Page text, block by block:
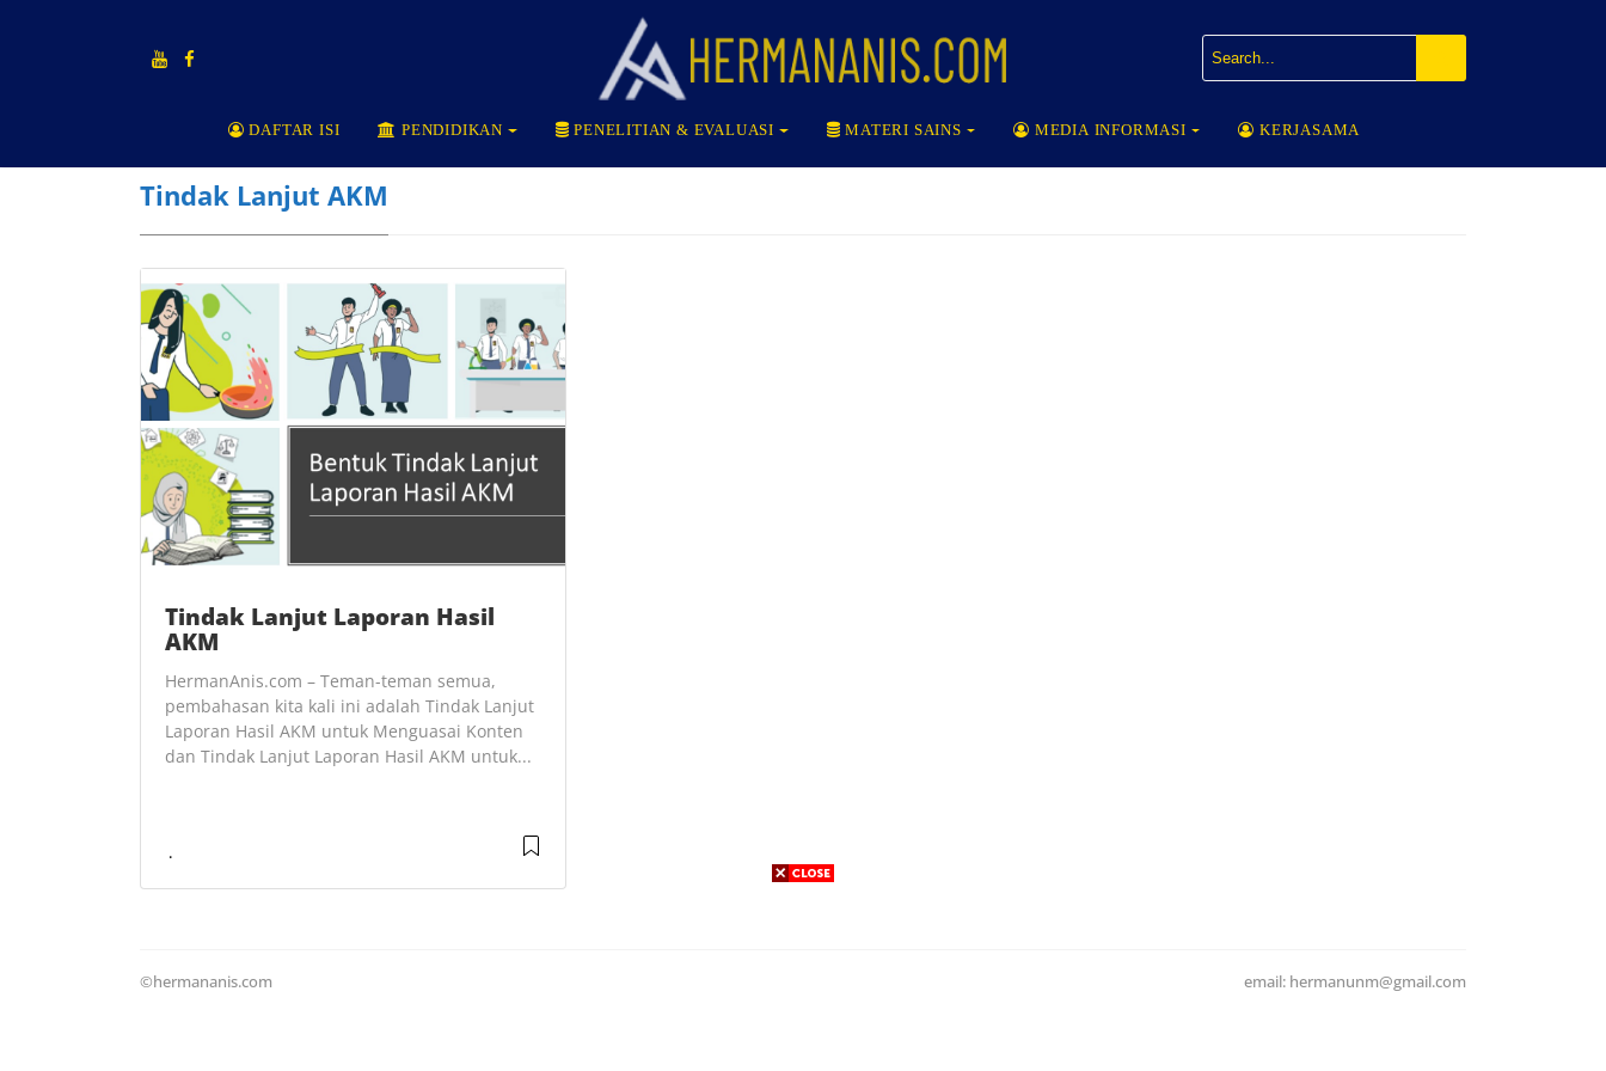
DAFTAR ISI PENDIDIKAN PENELITIAN & EVALUASI MATERI SAINS MEDIA INFORMASI KERJASAMA
Tindak Lanjut AKM
Tindak Lanjut Laporan Hasil
AKM
HermanAnis.com – Teman-teman semua,
pembahasan kita kali ini adalah Tindak Lanjut
Laporan Hasil AKM untuk Menguasai Konten
dan Tindak Lanjut Laporan Hasil AKM untuk...
©hermananis.com email: hermanunm@gmail.com